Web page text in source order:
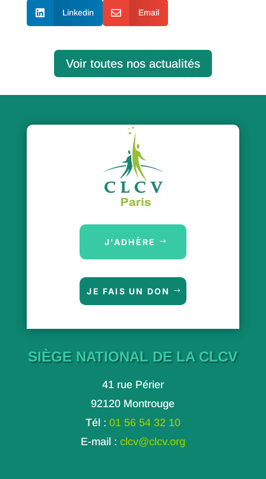
 Linkedin  Email
Voir toutes nos actualités
J'ADHÈRE
JE FAIS UN DON
SIÈGE NATIONAL DE LA CLCV
41 rue Périer
92120 Montrouge
Tél : 01 56 54 32 10
E-mail : clcv@clcv.org